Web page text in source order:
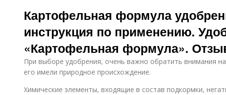
Картофельная формула
инструкция по применению.
«Картофельная формула».
При выборе удобрения, очень важно обратить внимания
его имели природное происхождение.
Химические элементы, входящие в состав подкормки,